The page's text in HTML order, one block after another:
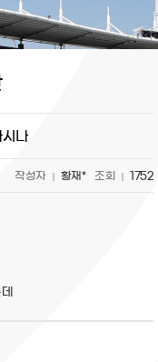
시나
작성자 황재* 조회 1752